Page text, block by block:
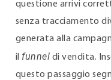
questione arrivi
senza tracciamento
generata alla
il funnel di vendita.
questo passaggio